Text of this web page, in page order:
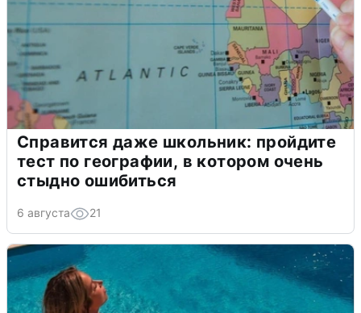
Справится даже школьник: пройдите
тест по географии, в котором очень
стыдно ошибиться
6 августа 21